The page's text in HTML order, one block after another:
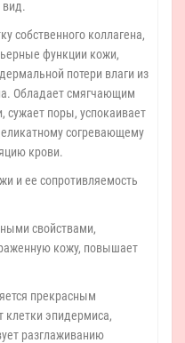
собственного коллагена,
функции кожи,
потери влаги из
Обладает смягчающим
поры, успокаивает
согревающему
крови.
и ее сопротивляемость
свойствами,
кожу, повышает
прекрасным
клетки эпидермиса,
разглаживанию